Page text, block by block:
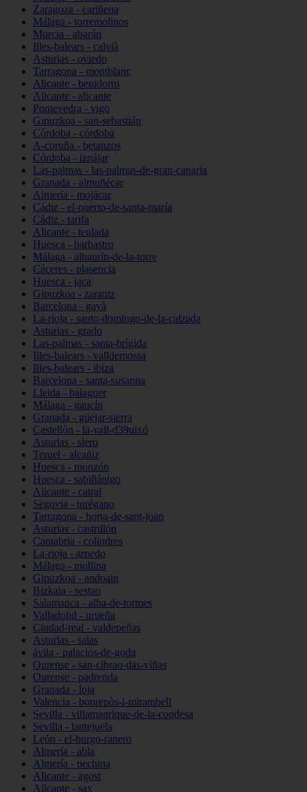
Zaragoza - cariñena
Málaga - torremolinos
Murcia - abarán
Illes-balears - calvià
Asturias - oviedo
Tarragona - montblanc
Alicante - benidorm
Alicante - alicante
Pontevedra - vigo
Gipuzkoa - san-sebastián
Córdoba - córdoba
A-coruña - betanzos
Córdoba - iznájar
Las-palmas - las-palmas-de-gran-canaria
Granada - almuñécar
Almería - mojácar
Cádiz - el-puerto-de-santa-maría
Cádiz - tarifa
Alicante - teulada
Huesca - barbastro
Málaga - alhaurín-de-la-torre
Cáceres - plasencia
Huesca - jaca
Gipuzkoa - zarautz
Barcelona - gavà
La-rioja - santo-domingo-de-la-calzada
Asturias - grado
Las-palmas - santa-brígida
Illes-balears - valldemossa
Illes-balears - ibiza
Barcelona - santa-susanna
Lleida - balaguer
Málaga - gaucín
Granada - güejar-sierra
Castellón - la-vall-d39uixó
Asturias - siero
Teruel - alcañiz
Huesca - monzón
Huesca - sabiñánigo
Alicante - catral
Segovia - turégano
Tarragona - horta-de-sant-joan
Asturias - castrillón
Cantabria - colindres
La-rioja - arnedo
Málaga - mollina
Gipuzkoa - andoain
Bizkaia - sestao
Salamanca - alba-de-tormes
Valladolid - urueña
Ciudad-real - valdepeñas
Asturias - salas
ávila - palacios-de-goda
Ourense - san-cibrao-das-viñas
Ourense - padrenda
Granada - loja
Valencia - bonrepòs-i-mirambell
Sevilla - villamanrique-de-la-condesa
Sevilla - lantejuela
León - el-burgo-ranero
Almería - abla
Almería - pechina
Alicante - agost
Alicante - sax